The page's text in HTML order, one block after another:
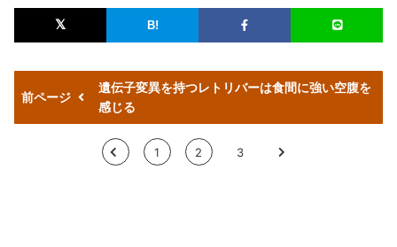
前ページ
遺伝子変異を持つレトリバーは食間に強い空腹を
感じる
< 1 2 3 >